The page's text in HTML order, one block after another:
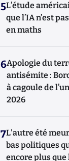
5L’étude
que l’IA n’est
en maths
6Apologie du
antisémite :
à cagoule de
2026
7L'autre été
bas politiques
encore plus que